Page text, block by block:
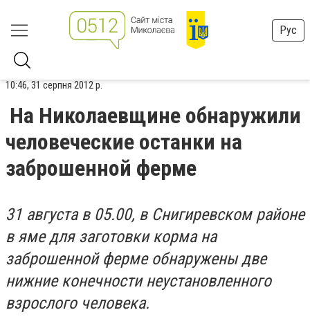
Рус
10:46, 31 серпня 2012 р.
На Николаевщине обнаружили
человеческие останки на
заброшенной ферме
31 августа в 05.00, в Снигиревском районе
в яме для заготовки корма на
заброшенной ферме обнаружены две
нижние конечности неустановленного
взрослого человека.